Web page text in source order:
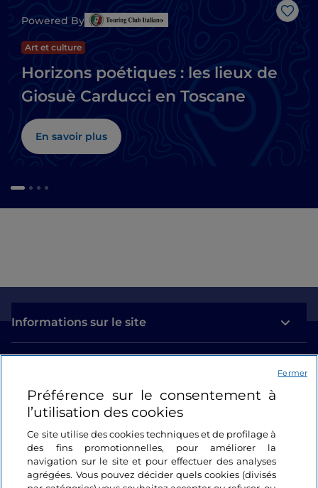
Powered By
Art et culture
Horizons poétiques : les lieux de
Giosuè Carducci en Toscane
En savoir plus
Informations sur le site
Se connecter
Suivez-nous
Préférence sur le consentement à
l’utilisation des cookies
Ce site utilise des cookies techniques et de profilage à
des fins promotionnelles, pour améliorer la
navigation sur le site et pour effectuer des analyses
agrégées. Vous pouvez décider quels cookies (divisés
Fermer